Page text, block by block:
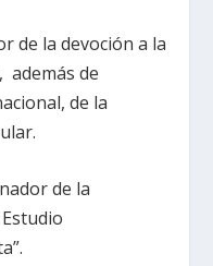
de la devoción a la
además de
de la
de la